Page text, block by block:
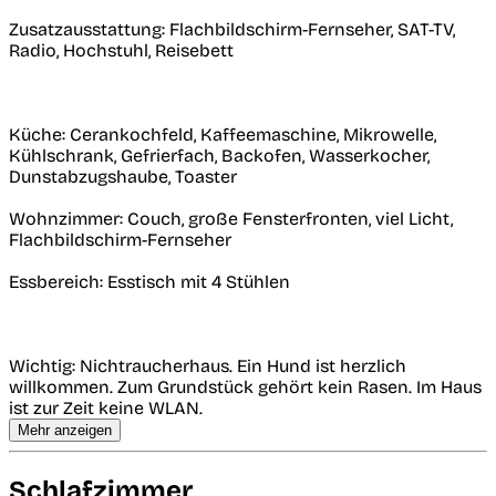
Zusatzausstattung: Flachbildschirm-Fernseher, SAT-TV,
Radio, Hochstuhl, Reisebett
Küche: Cerankochfeld, Kaffeemaschine, Mikrowelle,
Kühlschrank, Gefrierfach, Backofen, Wasserkocher,
Dunstabzugshaube, Toaster
Wohnzimmer: Couch, große Fensterfronten, viel Licht,
Flachbildschirm-Fernseher
Essbereich: Esstisch mit 4 Stühlen
Wichtig: Nichtraucherhaus. Ein Hund ist herzlich
willkommen. Zum Grundstück gehört kein Rasen. Im Haus
ist zur Zeit keine WLAN.
Mehr anzeigen